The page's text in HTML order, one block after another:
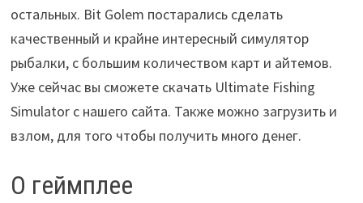
остальных. Bit Golem постарались сделать
качественный и крайне интересный симулятор
рыбалки, с большим количеством карт и айтемов.
Уже сейчас вы сможете скачать Ultimate Fishing
Simulator с нашего сайта. Также можно загрузить и
взлом, для того чтобы получить много денег.
О геймплее